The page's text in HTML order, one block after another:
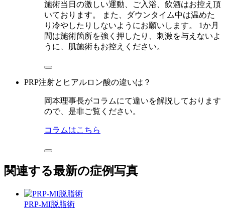
施術当日の激しい運動、ご入浴、飲酒はお控え頂
いております。 また、ダウンタイム中は温めた
り冷やしたりしないようにお願いします。 1か月
間は施術箇所を強く押したり、刺激を与えないよ
うに、肌施術もお控えください。
PRP注射とヒアルロン酸の違いは？
岡本理事長がコラムにて違いを解説しております
ので、是非ご覧ください。
コラムはこちら
関連する最新の症例写真
PRP-MI脱脂術